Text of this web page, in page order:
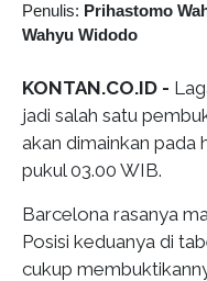
Penulis: Prihastomo
Wahyu Widodo
KONTAN.CO.ID -
jadi salah satu
akan dimainkan pada
pukul 03.00 WIB.
Barcelona rasanya
Posisi keduanya di
cukup